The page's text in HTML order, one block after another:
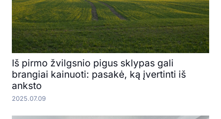
Iš pirmo žvilgsnio pigus sklypas gali
brangiai kainuoti: pasakė, ką įvertinti iš
anksto
2025.07.09